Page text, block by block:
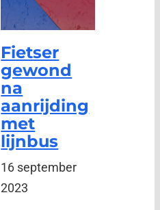
Fietser
gewond
na
aanrijding
met
lijnbus
16 september
2023